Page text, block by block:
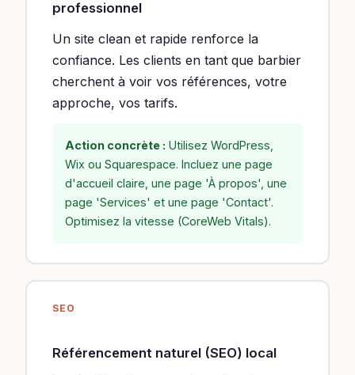
professionnel
Un site clean et rapide renforce la
confiance. Les clients en tant que barbier
cherchent à voir vos références, votre
approche, vos tarifs.
Action concrète : Utilisez WordPress,
Wix ou Squarespace. Incluez une page
d'accueil claire, une page 'À propos', une
page 'Services' et une page 'Contact'.
Optimisez la vitesse (CoreWeb Vitals).
SEO
Référencement naturel (SEO) local